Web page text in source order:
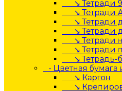
↘ Тетради
↘ Тетради
↘ Тетради
↘ Тетради
↘ Тетради
↘ Тетради
↘ Тетрадь-
- Цветная бумага
↘ Картон
↘